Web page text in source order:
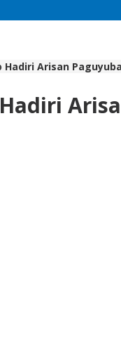
Hadiri Arisan